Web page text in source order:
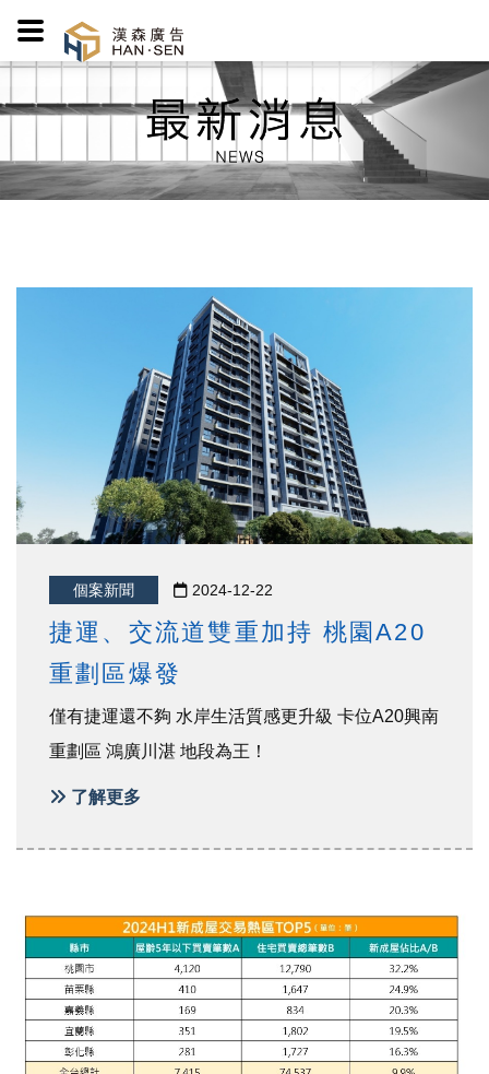
個案新聞 2024-12-22
捷運、交流道雙重加持 桃園A20
重劃區爆發
僅有捷運還不夠 水岸生活質感更升級 卡位A20興南
重劃區 鴻廣川湛 地段為王！
了解更多